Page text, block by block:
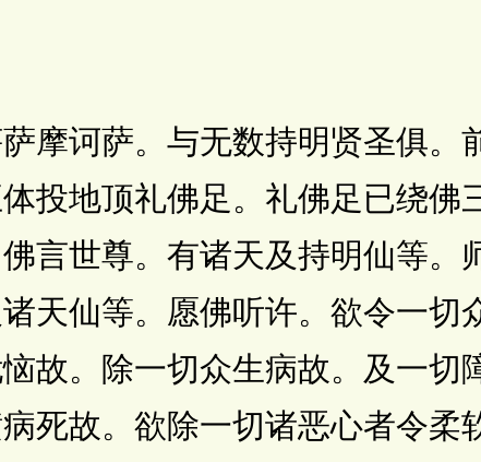
诃萨。与无数持明贤圣俱。
投地顶礼佛足。礼佛足已绕佛
言世尊。有诸天及持明仙等。
天仙等。愿佛听许。欲令一切
故。除一切众生病故。及一切
死故。欲除一切诸恶心者令柔